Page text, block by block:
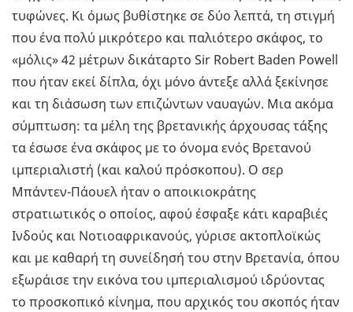
τυφώνες. Κι όμως βυθίστηκε σε δύο λεπτά, τη στιγμή
που ένα πολύ μικρότερο και παλιότερο σκάφος, το
«μόλις» 42 μέτρων δικάταρτο Sir Robert Baden Powell
που ήταν εκεί δίπλα, όχι μόνο άντεξε αλλά ξεκίνησε
και τη διάσωση των επιζώντων ναυαγών. Μια ακόμα
σύμπτωση: τα μέλη της βρετανικής άρχουσας τάξης
τα έσωσε ένα σκάφος με το όνομα ενός Βρετανού
ιμπεριαλιστή (και καλού πρόσκοπου). Ο σερ
Μπάντεν-Πάουελ ήταν ο αποικιοκράτης
στρατιωτικός ο οποίος, αφού έσφαξε κάτι καραβιές
Ινδούς και Νοτιοαφρικανούς, γύρισε ακτοπλοϊκώς
και με καθαρή τη συνείδησή του στην Βρετανία, όπου
εξωράισε την εικόνα του ιμπεριαλισμού ιδρύοντας
το προσκοπικό κίνημα, που αρχικός του σκοπός ήταν